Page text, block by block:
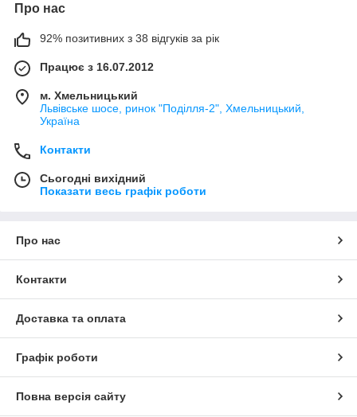
Про нас
92% позитивних з 38 відгуків за рік
Працює з 16.07.2012
м. Хмельницький
Львівське шосе, ринок "Поділля-2", Хмельницький,
Україна
Контакти
Сьогодні вихідний
Показати весь графік роботи
Про нас
Контакти
Доставка та оплата
Графік роботи
Повна версія сайту